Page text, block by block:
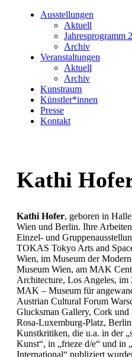
Ausstellungen
Aktuell
Jahresprogramm
Archiv
Veranstaltungen
Aktuell
Archiv
Kunstraum
Künstler*innen
Presse
Kontakt
Kathi
Kathi Hofer, geboren in
Wien und Berlin. Ihre
Einzel- und
TOKAS Tokyo Arts and
Wien, im Museum der
Museum Wien, am MAK
Architecture, Los Angeles, im
MAK – Museum für
Austrian Cultural Forum
Glucksman Gallery, Cork
Rosa-Luxemburg-Platz,
Kunstkritiken, die u.a. in der
Kunst“, in „frieze d/e“ und in
International“ publiziert